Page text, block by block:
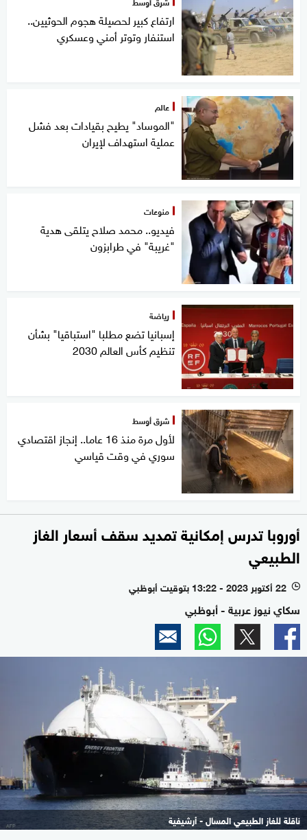
ارتفاع كبير لحصيلة هجوم الحوثيين..
استنفار وتوتر أمني وعسكري
عالم
"الموساد" يطيح بقيادات بعد فشل
عملية استهداف لإيران
منوعات
فيديو.. محمد صلاح يتلقى هدية
"غريبة" في طرابزون
رياضة
إسبانيا تضع مطلبا "استباقيا" بشأن
تنظيم كأس العالم 2030
شرق أوسط
لأول مرة منذ 16 عاما.. إنجاز اقتصادي
سوري في وقت قياسي
أوروبا تدرس إمكانية تمديد سقف أسعار الغاز
الطبيعي
l 22 أكتوبر 2023 - 13:22 بتوقيت أبوظبي
سكاي نيوز عربية - أبوظبي
ناقلة للغاز الطبيعي المسال - أرشيفية